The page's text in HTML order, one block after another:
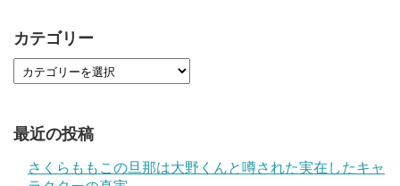
カテゴリー
最近の投稿
さくらももこの旦那は大野くんと噂された実在したキャ